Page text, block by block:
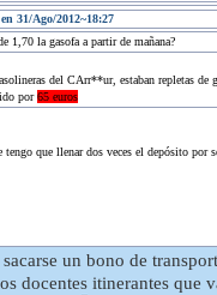
31/Ago/2012~18:27
1,70 la gasofa a partir de mañana?
del CArr**ur, estaban repletas
por65 euros
tengo que llenar dos veces el depósito por
sacarse un bono de
docentes itinerantes que